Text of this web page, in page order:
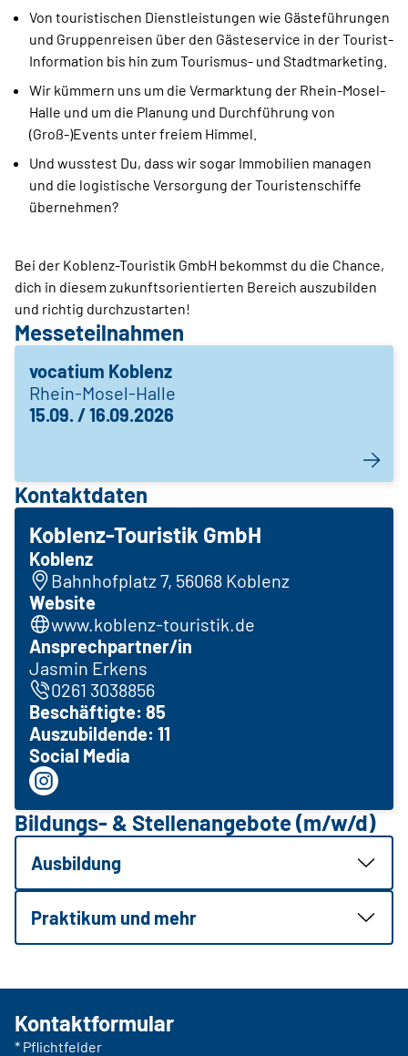
Von touristischen Dienstleistungen wie Gästeführungen
und Gruppenreisen über den Gästeservice in der Tourist-
Information bis hin zum Tourismus- und Stadtmarketing.
Wir kümmern uns um die Vermarktung der Rhein-Mosel-
Halle und um die Planung und Durchführung von
(Groß-)Events unter freiem Himmel.
Und wusstest Du, dass wir sogar Immobilien managen
und die logistische Versorgung der Touristenschiffe
übernehmen?
Bei der Koblenz-Touristik GmbH bekommst du die Chance,
dich in diesem zukunftsorientierten Bereich auszubilden
und richtig durchzustarten!
Messeteilnahmen
vocatium Koblenz
Rhein-Mosel-Halle
15.09. / 16.09.2026
Kontaktdaten
Koblenz-Touristik GmbH
Koblenz
Bahnhofplatz 7, 56068 Koblenz
Website
www.koblenz-touristik.de
Ansprechpartner/in
Jasmin Erkens
0261 3038856
Beschäftigte: 85
Auszubildende: 11
Social Media
Bildungs- & Stellenangebote (m/w/d)
Ausbildung
Praktikum und mehr
Kontaktformular
* Pflichtfelder